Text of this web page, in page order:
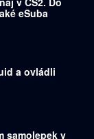
eSuba
a ovládli
samolepek v